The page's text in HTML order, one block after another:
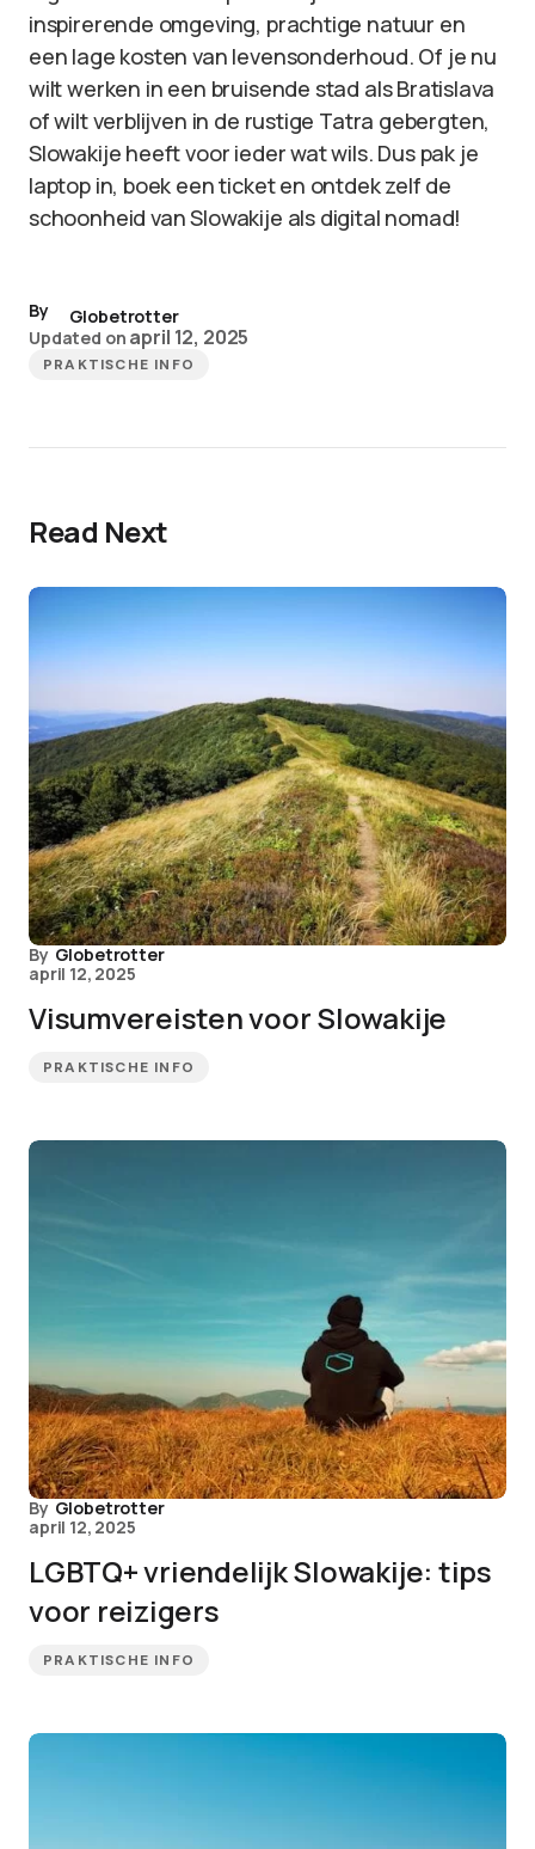
inspirerende omgeving, prachtige natuur en
een lage kosten van levensonderhoud. Of je nu
wilt werken in een bruisende stad als Bratislava
of wilt verblijven in de rustige Tatra gebergten,
Slowakije heeft voor ieder wat wils. Dus pak je
laptop in, boek een ticket en ontdek zelf de
schoonheid van Slowakije als digital nomad!
By
Globetrotter
Updated on april 12, 2025
PRAKTISCHE INFO
Read Next
By Globetrotter
april 12, 2025
Visumvereisten voor Slowakije
PRAKTISCHE INFO
By Globetrotter
april 12, 2025
LGBTQ+ vriendelijk Slowakije: tips
voor reizigers
PRAKTISCHE INFO